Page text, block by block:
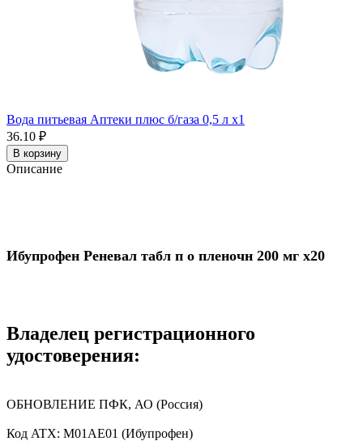
Вода питьевая Аптеки плюс б/газа 0,5 л x1
36.10 ₽
В корзину
Описание
Ибупрофен Реневал табл п о пленочн 200 мг x20
Владелец регистрационного
удостоверения:
ОБНОВЛЕНИЕ ПФК, АО (Россия)
Код ATX: M01AE01 (Ибупрофен)